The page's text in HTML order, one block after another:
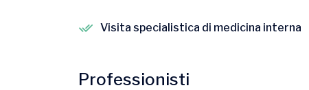
Visita specialistica di medicina interna
Professionisti